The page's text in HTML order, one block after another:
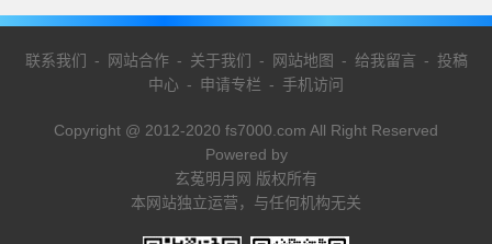
联系我们 - 网站合作- 关于我们 - 网站地图 - 给我留言 - 投稿
中心 - 申请专栏 - 手机访问
Copyright @ 2012-2020 fs7000.com All Right Reserved
Powered by
玄菟明月网 版权所有
本网站独立运营，与任何机构无关